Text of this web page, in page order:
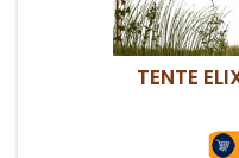
TENTE